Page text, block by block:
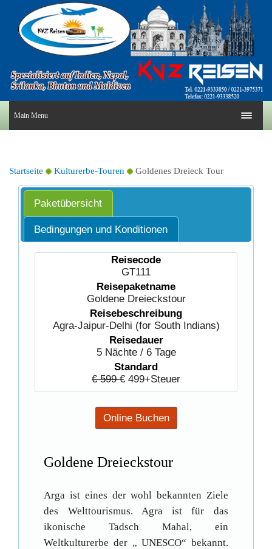
Main Menu
Startseite Kulturerbe-Touren Goldenes Dreieck Tour
Paketübersicht
Bedingungen und Konditionen
Reisecode
GT111
Reisepaketname
Goldene Dreieckstour
Reisebeschreibung
Agra-Jaipur-Delhi (for South Indians)
Reisedauer
5 Nächte / 6 Tage
Standard
€ 599€ 499+Steuer
Goldene Dreieckstour
Arga ist eines der wohl bekannten Ziele
des Welttourismus. Agra ist für das
ikonische Tadsch Mahal, ein
Weltkulturerbe der „ UNESCO“ bekannt.